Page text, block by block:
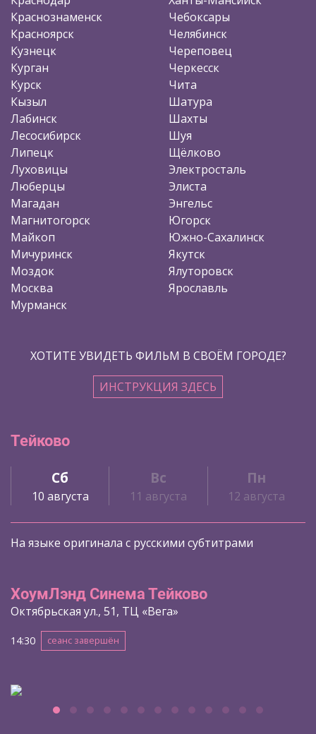
Краснознаменск
Красноярск
Кузнецк
Курган
Курск
Кызыл
Лабинск
Лесосибирск
Липецк
Луховицы
Люберцы
Магадан
Магнитогорск
Майкоп
Мичуринск
Моздок
Москва
Мурманск
Чебоксары
Челябинск
Череповец
Черкесск
Чита
Шатура
Шахты
Шуя
Щёлково
Электросталь
Элиста
Энгельс
Югорск
Южно-Сахалинск
Якутск
Ялуторовск
Ярославль
ХОТИТЕ УВИДЕТЬ ФИЛЬМ В СВОЁМ ГОРОДЕ?
ИНСТРУКЦИЯ ЗДЕСЬ
Тейково
Сб
10 августа
Вс
11 августа
Пн
12 августа
На языке оригинала с русскими субтитрами
ХоумЛэнд Синема Тейково
Октябрьская ул., 51, ТЦ «Вега»
14:30 сеанс завершён